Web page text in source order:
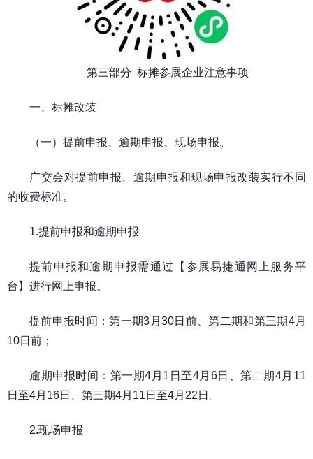
第三部分 标摊参展企业注意事项
一、标摊改装
（一）提前申报、逾期申报、现场申报。
广交会对提前申报、逾期申报和现场申报改装实行不同
的收费标准。
1.提前申报和逾期申报
提前申报和逾期申报需通过【参展易捷通网上服务平
台】进行网上申报。
提前申报时间：第一期3月30日前、第二期和第三期4月
10日前；
逾期申报时间：第一期4月1日至4月6日、第二期4月11
日至4月16日、第三期4月11日至4月22日。
2.现场申报